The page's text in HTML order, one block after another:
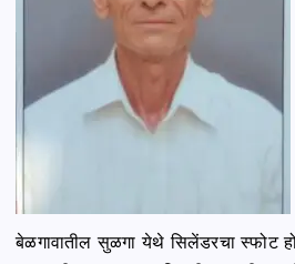
बेळगावातील सुळगा येथे सिलेंडरचा स्फोट